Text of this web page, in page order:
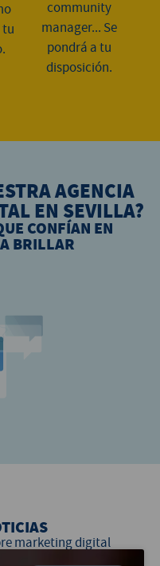
tu
community
manager... Se
pondrá a tu
disposición.
AGENCIA
EN SEVILLA?
CONFÍAN EN
BRILLAR
marketing digital